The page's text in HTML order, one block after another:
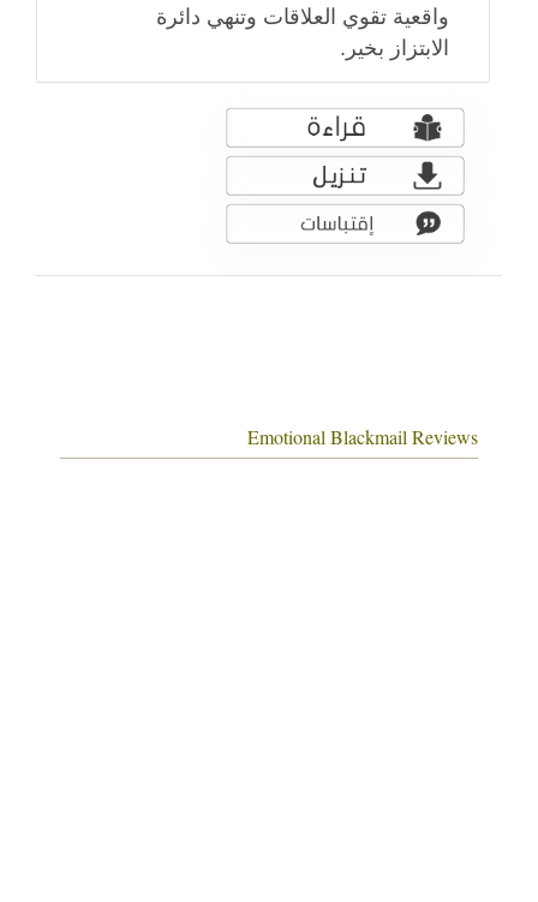
واقعية تقوي العلاقات وتنهي دائرة
الابتزاز بخير.
Emotional Blackmail Reviews